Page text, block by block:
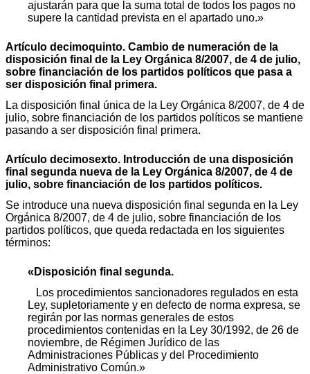
ajustarán para que la suma total de todos los pagos no
supere la cantidad prevista en el apartado uno.»
Artículo decimoquinto. Cambio de numeración de la
disposición final de la Ley Orgánica 8/2007, de 4 de julio,
sobre financiación de los partidos políticos que pasa a
ser disposición final primera.
La disposición final única de la Ley Orgánica 8/2007, de 4 de
julio, sobre financiación de los partidos políticos se mantiene
pasando a ser disposición final primera.
Artículo decimosexto. Introducción de una disposición
final segunda nueva de la Ley Orgánica 8/2007, de 4 de
julio, sobre financiación de los partidos políticos.
Se introduce una nueva disposición final segunda en la Ley
Orgánica 8/2007, de 4 de julio, sobre financiación de los
partidos políticos, que queda redactada en los siguientes
términos:
«Disposición final segunda.
Los procedimientos sancionadores regulados en esta
Ley, supletoriamente y en defecto de norma expresa, se
regirán por las normas generales de estos
procedimientos contenidas en la Ley 30/1992, de 26 de
noviembre, de Régimen Jurídico de las
Administraciones Públicas y del Procedimiento
Administrativo Común.»